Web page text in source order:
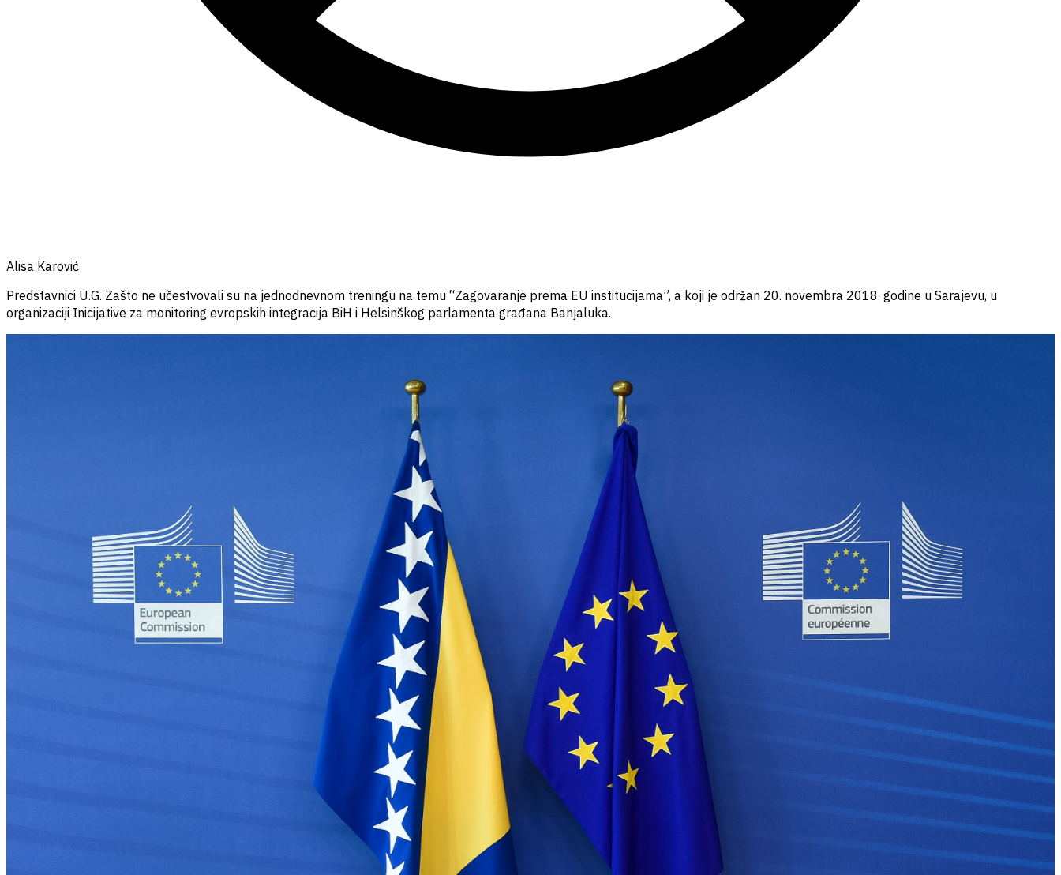
Alisa Karović
Predstavnici U.G. Zašto ne učestvovali su na jednodnevnom treningu na temu “Zagovaranje prema EU institucijama”, a koji je održan 20. novembra 2018. godine u Sarajevu, u
organizaciji Inicijative za monitoring evropskih integracija BiH i Helsinškog parlamenta građana Banjaluka.